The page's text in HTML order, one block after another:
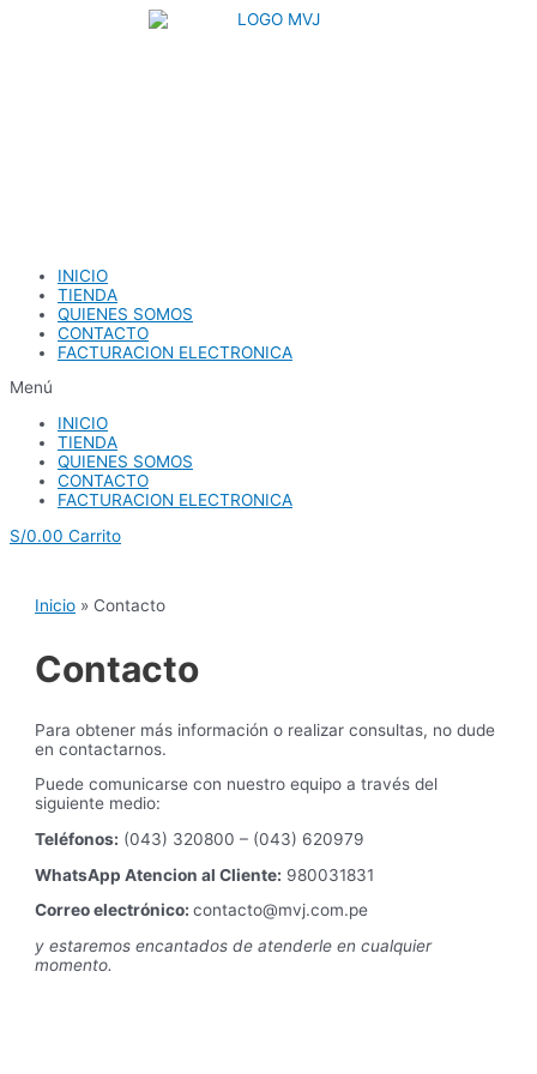
INICIO
TIENDA
QUIENES SOMOS
CONTACTO
FACTURACION ELECTRONICA
Menú
INICIO
TIENDA
QUIENES SOMOS
CONTACTO
FACTURACION ELECTRONICA
S/0.00 Carrito
Inicio Contacto
Contacto
Para obtener más información o realizar consultas, no dude
en contactarnos.
Puede comunicarse con nuestro equipo a través del
siguiente medio:
Teléfonos: (043) 320800 – (043) 620979
WhatsApp Atencion al Cliente: 980031831
Correo electrónico:contacto@mvj.com.pe
y estaremos encantados de atenderle en cualquier
momento.